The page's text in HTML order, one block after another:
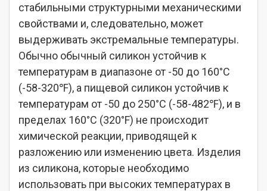
стабильными структурными механическими
свойствами и, следовательно, может
выдерживать экстремальные температуры.
Обычно обычный силикон устойчив к
температурам в диапазоне от -50 до 160°C
(-58-320℉), а пищевой силикон устойчив к
температурам от -50 до 250°C (-58-482℉), и в
пределах 160°C (320°F) не происходит
химической реакции, приводящей к
разложению или изменению цвета. Изделия
из силикона, которые необходимо
использовать при высоких температурах в